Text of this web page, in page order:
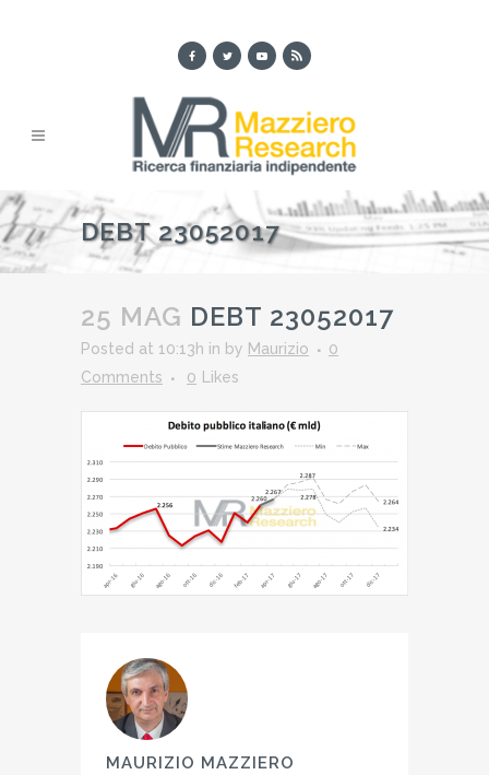
DEBT 23052017
25 MAG DEBT 23052017
Posted at 10:13h in by Maurizio
0
Comments
0 Likes
MAURIZIO MAZZIERO